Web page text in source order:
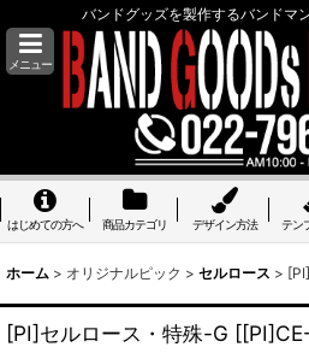
バンドグッズを製作するバンドマ
メニュー
はじめての方へ 商品カテゴリ デザイン方法 テン
ホーム > オリジナルピック > セルロース >
[PI]セルロース・特殊-G [